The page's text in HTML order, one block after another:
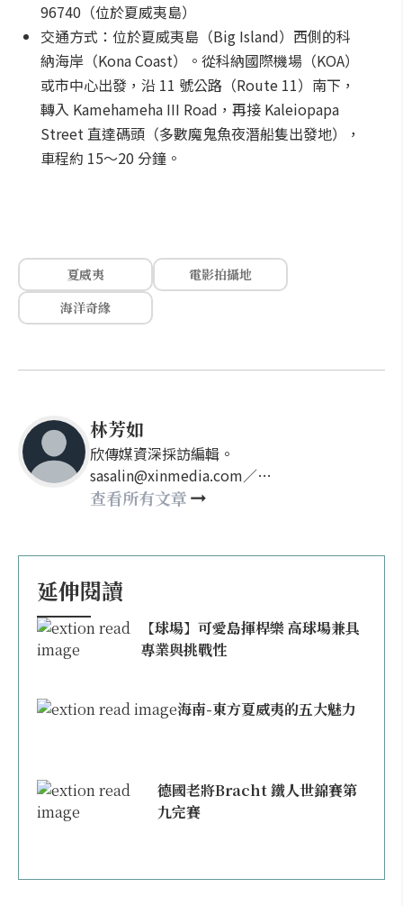
96740（位於夏威夷島）
交通方式：位於夏威夷島（Big Island）西側的科
納海岸（Kona Coast）。從科納國際機場（KOA）
或市中心出發，沿 11 號公路（Route 11）南下，
轉入 Kamehameha III Road，再接 Kaleiopapa
Street 直達碼頭（多數魔鬼魚夜潛船隻出發地），
車程約 15～20 分鐘。
夏威夷
電影拍攝地
海洋奇緣
林芳如
欣傳媒資深採訪編輯。
sasalin@xinmedia.com／
happy21917@gmail.com
查看所有文章
延伸閱讀
【球場】可愛島揮桿樂 高球場兼具
專業與挑戰性
海南-東方夏威夷的五大魅力
德國老將Bracht 鐵人世錦賽第
九完賽